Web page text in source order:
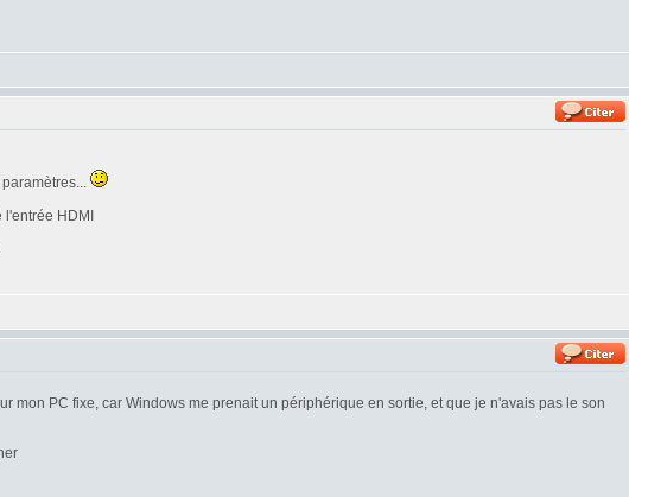
HDMI
PC fixe, car Windows me prenait un périphérique en sortie, et que je n'avais pas le son